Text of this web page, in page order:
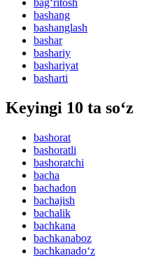
bag‘ritosh
bashang
bashanglash
bashar
bashariy
bashariyat
basharti
Keyingi 10 ta so‘z
bashorat
bashoratli
bashoratchi
bacha
bachadon
bachajish
bachalik
bachkana
bachkanaboz
bachkanado‘z